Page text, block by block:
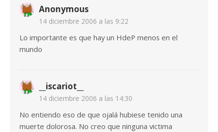
Anonymous
14 diciembre 2006 a las 9:22
Lo importante es que hay un HdeP menos en el
mundo
__iscariot__
14 diciembre 2006 a las 14:30
No entiendo eso de que ojalá hubiese tenido una
muerte dolorosa. No creo que ninguna victima